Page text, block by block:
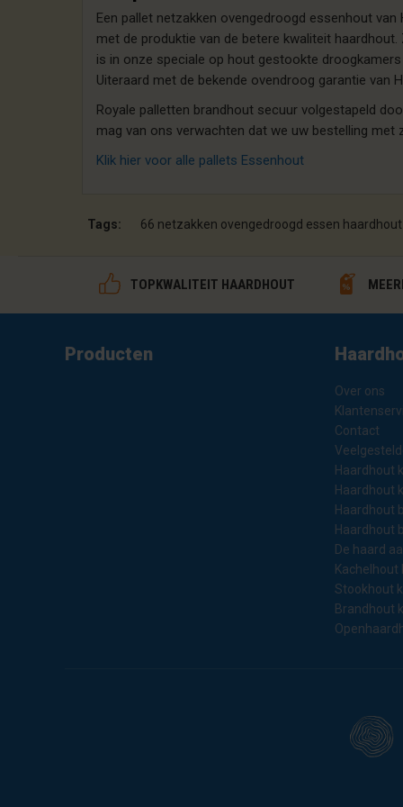
Een pallet netzakken ovengedroogd essenhout
met de produktie van de betere kwaliteit
is in onze speciale op hout gestookte
Uiteraard met de bekende ovendroog garantie van
Royale palletten brandhout secuur volgestapeld
mag van ons verwachten dat we uw bestelling
Klik hier voor alle pallets Essenhout
Tags: 66 netzakken ovengedroogd essen haardhout
TOPKWALITEIT HAARDHOUT
Producten
Over ons
Contact
Haardhout
Haardhout
Haardhout
Haardhout
De haard
Kachelhout
Stookhout
Brandhout